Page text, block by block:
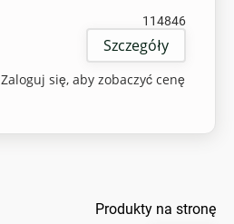
114846
Szczegóły
Zaloguj się, aby zobaczyć cenę
Produkty na stronę